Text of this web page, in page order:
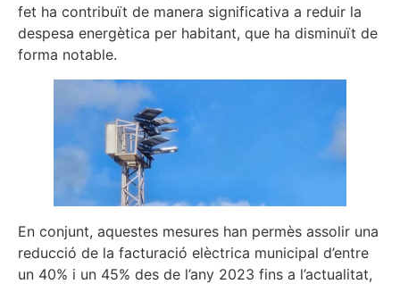
fet ha contribuït de manera significativa a reduir la
despesa energètica per habitant, que ha disminuït de
forma notable.
En conjunt, aquestes mesures han permès assolir una
reducció de la facturació elèctrica municipal d’entre
un 40% i un 45% des de l’any 2023 fins a l’actualitat,